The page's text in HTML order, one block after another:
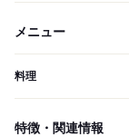
メニュー
料理
特徴・関連情報